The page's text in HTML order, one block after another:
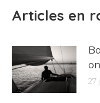
Articles en
27